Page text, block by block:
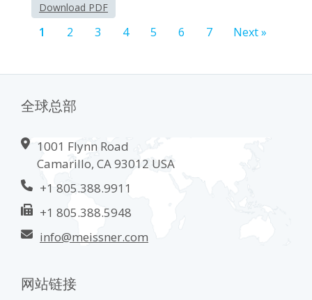
Download PDF
1 2 3 4 5 6 7 Next »
全球总部
1001 Flynn Road
Camarillo, CA 93012 USA
+1 805.388.9911
+1 805.388.5948
info@meissner.com
网站链接